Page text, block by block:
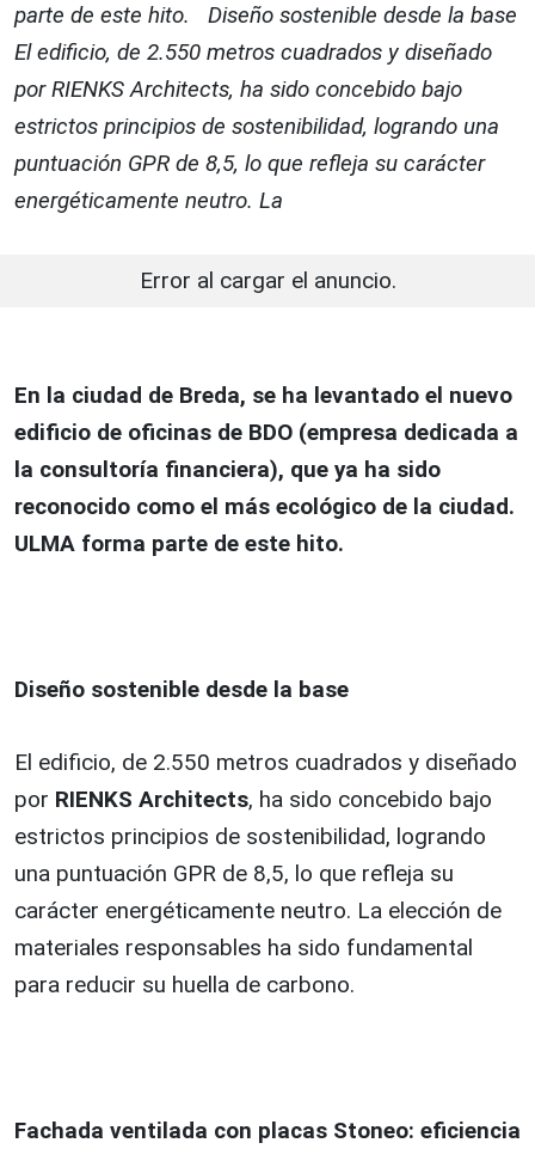
parte de este hito. Diseño sostenible desde la base
El edificio, de 2.550 metros cuadrados y diseñado
por RIENKS Architects, ha sido concebido bajo
estrictos principios de sostenibilidad, logrando una
puntuación GPR de 8,5, lo que refleja su carácter
energéticamente neutro. La
Error al cargar el anuncio.
En la ciudad de Breda, se ha levantado el nuevo
edificio de oficinas de BDO (empresa dedicada a
la consultoría financiera), que ya ha sido
reconocido como el más ecológico de la ciudad.
ULMA forma parte de este hito.
Diseño sostenible desde la base
El edificio, de 2.550 metros cuadrados y diseñado
por RIENKS Architects, ha sido concebido bajo
estrictos principios de sostenibilidad, logrando
una puntuación GPR de 8,5, lo que refleja su
carácter energéticamente neutro. La elección de
materiales responsables ha sido fundamental
para reducir su huella de carbono.
Fachada ventilada con placas Stoneo: eficiencia